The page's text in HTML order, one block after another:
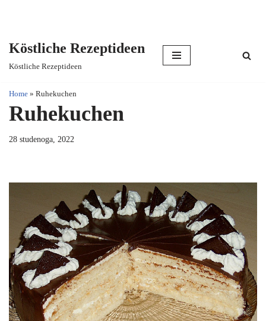
content
Köstliche Rezeptideen
Köstliche Rezeptideen
Home » Ruhekuchen
Ruhekuchen
28 studenoga, 2022